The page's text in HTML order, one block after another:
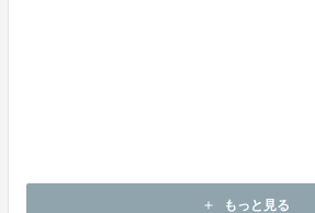
add もっと見る